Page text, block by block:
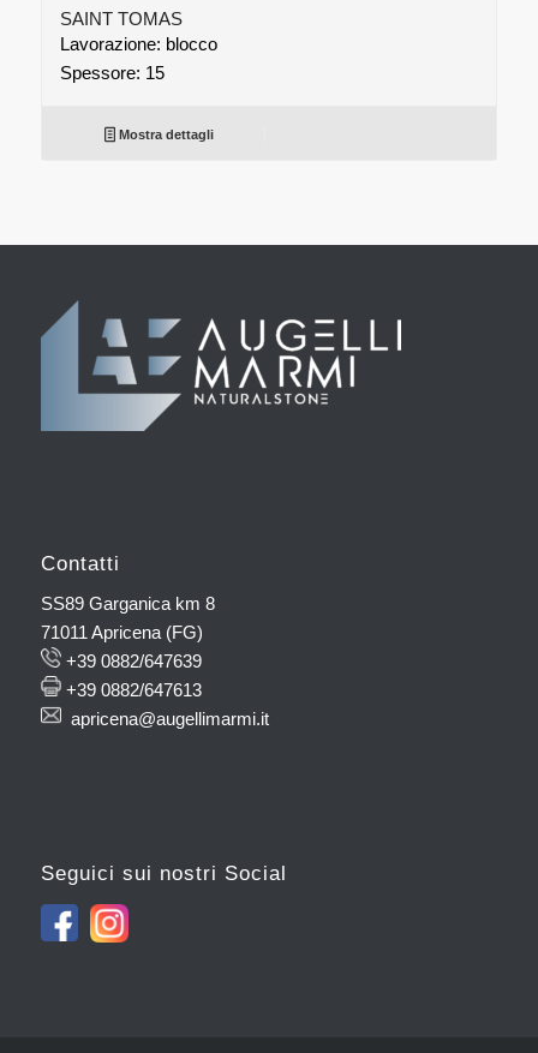
SAINT TOMAS
Lavorazione: blocco
Spessore: 15
Mostra dettagli
Contatti
SS89 Garganica km 8
71011 Apricena (FG)
+39 0882/647639
+39 0882/647613
apricena@augellimarmi.it
Seguici sui nostri Social